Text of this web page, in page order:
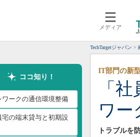
メディア
クラウド
スマートモバイ
ネットワーク
システム運用
TechTargetジャパン
ココ知り！
ワークの通信環境整備
宅の端末貸与と初期設
「
ワー
IT部門の新
トラブルを